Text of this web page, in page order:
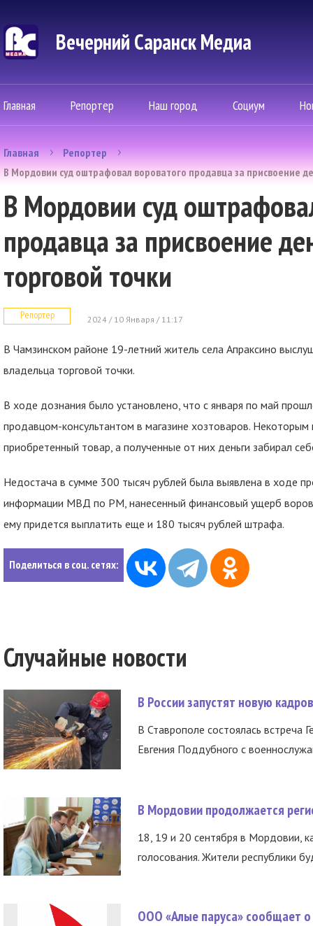
Вечерний Саранск Mедиа
Главная Репортер Наш город Социум
Главная
Репортер
В Мордовии суд оштрафовал вороватого продавца за присвоение
В Мордовии суд
продавца за присвоение
торговой точки
Репортер 2024 / 10 Января / 11:17
В Чамзинском районе 19-летний житель села Апраксино
владельца торговой точки.
В ходе дознания было установлено, что с января по май
продавцом-консультантом в магазине хозтоваров.
приобретенный товар, а полученные от них деньги забирал
Недостача в сумме 300 тысяч рублей была выявлена в ходе
информации МВД по РМ, нанесенный финансовый ущерб
ему придется выплатить еще и 180 тысяч рублей штрафа.
Поделиться в соц. сетях:
Случайные новости
В России запустят новую
В Ставрополе состоялась встреча
Евгения Поддубного с
В Мордовии продолжается
18, 19 и 20 сентября в Мордовии,
голосования. Жители республики
ООО «Алые паруса» сообщает о